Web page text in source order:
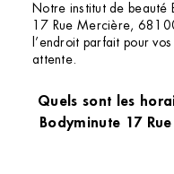
Notre institut de beauté
17 Rue Mercière,
l’endroit parfait pour
attente.
Quels sont les
Bodyminute 17 Rue Mercière, 68100 Mulhouse,